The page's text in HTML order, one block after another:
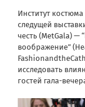
Институт
следущей
честь (MetGala) —
воображение”
исследовать
гостей гала-